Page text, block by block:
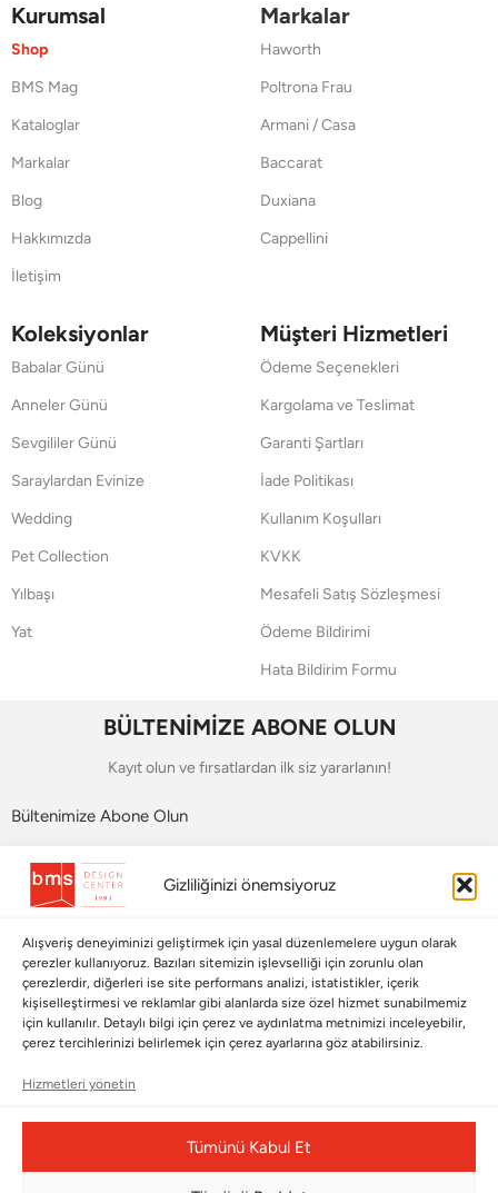
Gizliliğinizi önemsiyoruz
Alışveriş deneyiminizi geliştirmek için yasal düzenlemelere uygun olarak
çerezler kullanıyoruz. Bazıları sitemizin işlevselliği için zorunlu olan
çerezlerdir, diğerleri ise site performans analizi, istatistikler, içerik
kişiselleştirmesi ve reklamlar gibi alanlarda size özel hizmet sunabilmemiz
için kullanılır. Detaylı bilgi için çerez ve aydınlatma metnimizi inceleyebilir,
çerez tercihlerinizi belirlemek için çerez ayarlarına göz atabilirsiniz.
Hizmetleri yönetin
Tümünü Kabul Et
Kurumsal
Shop
BMS Mag
Kataloglar
Markalar
Blog
Hakkımızda
İletişim
Markalar
Haworth
Poltrona Frau
Armani / Casa
Baccarat
Duxiana
Cappellini
Koleksiyonlar
Babalar Günü
Anneler Günü
Sevgililer Günü
Saraylardan Evinize
Wedding
Pet Collection
Yılbaşı
Yat
Müşteri Hizmetleri
Ödeme Seçenekleri
Kargolama ve Teslimat
Garanti Şartları
İade Politikası
Kullanım Koşulları
KVKK
Mesafeli Satış Sözleşmesi
Ödeme Bildirimi
Hata Bildirim Formu
BÜLTENİMİZE ABONE OLUN
Kayıt olun ve fırsatlardan ilk siz yararlanın!
Bültenimize Abone Olun